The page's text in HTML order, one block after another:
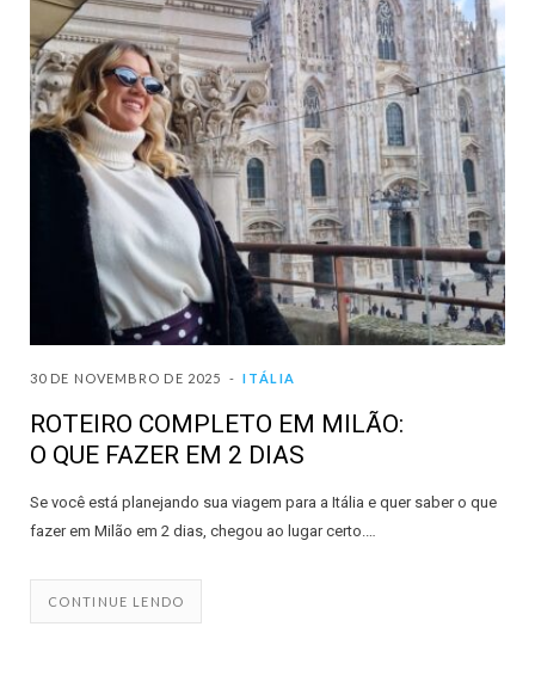
ITÁLIA
30 DE NOVEMBRO DE 2025
ROTEIRO COMPLETO EM MILÃO:
O QUE FAZER EM 2 DIAS
Se você está planejando sua viagem para a Itália e quer saber o que
fazer em Milão em 2 dias, chegou ao lugar certo.…
CONTINUE LENDO